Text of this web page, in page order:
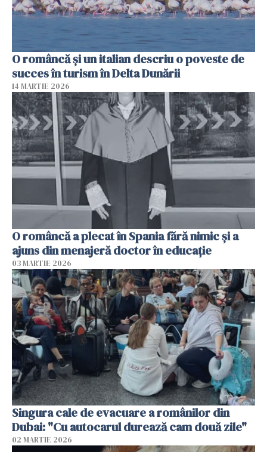
O româncă și un italian descriu o poveste de
succes în turism în Delta Dunării
14 MARTIE 2026
O româncă a plecat în Spania fără nimic și a
ajuns din menajeră doctor în educație
03 MARTIE 2026
Singura cale de evacuare a românilor din
Dubai: "Cu autocarul durează cam două zile"
02 MARTIE 2026